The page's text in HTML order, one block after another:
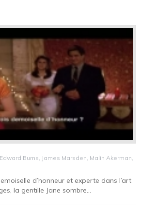
Burns, James Marsden, Malin Akerman,
d’honneur et experte dans l’art
la gentille Jane sombre...